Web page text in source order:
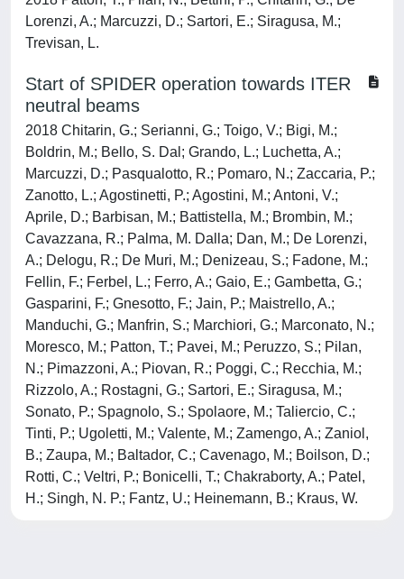
Lorenzi, A.; Marcuzzi, D.; Sartori, E.; Siragusa, M.;
Trevisan, L.
Start of SPIDER operation towards ITER
neutral beams
2018 Chitarin, G.; Serianni, G.; Toigo, V.; Bigi, M.;
Boldrin, M.; Bello, S. Dal; Grando, L.; Luchetta, A.;
Marcuzzi, D.; Pasqualotto, R.; Pomaro, N.; Zaccaria, P.;
Zanotto, L.; Agostinetti, P.; Agostini, M.; Antoni, V.;
Aprile, D.; Barbisan, M.; Battistella, M.; Brombin, M.;
Cavazzana, R.; Palma, M. Dalla; Dan, M.; De Lorenzi,
A.; Delogu, R.; De Muri, M.; Denizeau, S.; Fadone, M.;
Fellin, F.; Ferbel, L.; Ferro, A.; Gaio, E.; Gambetta, G.;
Gasparini, F.; Gnesotto, F.; Jain, P.; Maistrello, A.;
Manduchi, G.; Manfrin, S.; Marchiori, G.; Marconato, N.;
Moresco, M.; Patton, T.; Pavei, M.; Peruzzo, S.; Pilan,
N.; Pimazzoni, A.; Piovan, R.; Poggi, C.; Recchia, M.;
Rizzolo, A.; Rostagni, G.; Sartori, E.; Siragusa, M.;
Sonato, P.; Spagnolo, S.; Spolaore, M.; Taliercio, C.;
Tinti, P.; Ugoletti, M.; Valente, M.; Zamengo, A.; Zaniol,
B.; Zaupa, M.; Baltador, C.; Cavenago, M.; Boilson, D.;
Rotti, C.; Veltri, P.; Bonicelli, T.; Chakraborty, A.; Patel,
H.; Singh, N. P.; Fantz, U.; Heinemann, B.; Kraus, W.